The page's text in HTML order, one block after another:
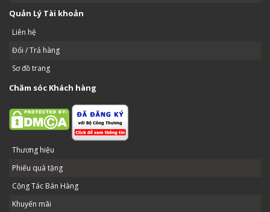
Quản Lý Tài khoản
Liên hệ
Đổi / Trả hàng
Sơ đồ trang
Chăm sóc Khách hàng
Thương hiệu
Phiếu quà tặng
Cộng Tác Bán Hàng
Khuyến mãi